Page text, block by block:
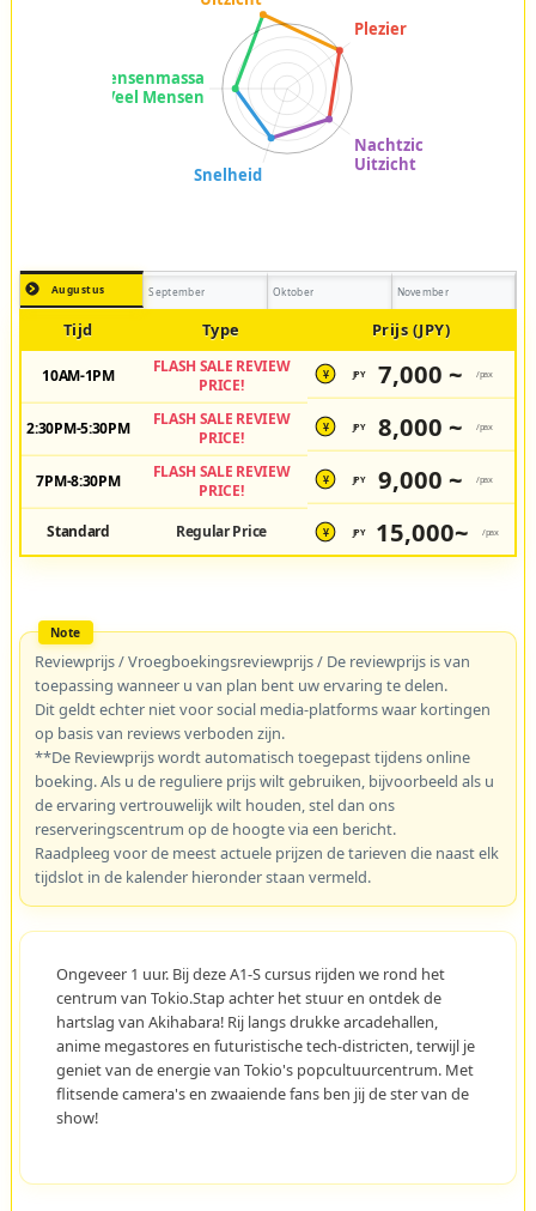
Augustus September Oktober November
Tijd Type Prijs (JPY)
10AM-1PM
FLASH SALE REVIEW
PRICE!
¥ JPY 7,000 ~ /pax
2:30PM-5:30PM
FLASH SALE REVIEW
PRICE!
¥ JPY 8,000 ~ /pax
7PM-8:30PM
FLASH SALE REVIEW
PRICE!
¥ JPY 9,000 ~ /pax
Standard Regular Price ¥ JPY 15,000~ /pax
Reviewprijs / Vroegboekingsreviewprijs / De reviewprijs is van
toepassing wanneer u van plan bent uw ervaring te delen.
Dit geldt echter niet voor social media-platforms waar kortingen
op basis van reviews verboden zijn.
**De Reviewprijs wordt automatisch toegepast tijdens online
boeking. Als u de reguliere prijs wilt gebruiken, bijvoorbeeld als u
de ervaring vertrouwelijk wilt houden, stel dan ons
reserveringscentrum op de hoogte via een bericht.
Raadpleeg voor de meest actuele prijzen de tarieven die naast elk
tijdslot in de kalender hieronder staan vermeld.
Ongeveer 1 uur. Bij deze A1-S cursus rijden we rond het
centrum van Tokio.Stap achter het stuur en ontdek de
hartslag van Akihabara! Rij langs drukke arcadehallen,
anime megastores en futuristische tech-districten, terwijl je
geniet van de energie van Tokio's popcultuurcentrum. Met
flitsende camera's en zwaaiende fans ben jij de ster van de
show!